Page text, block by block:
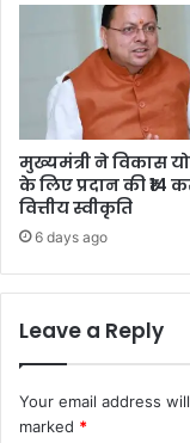
मुख्यमंत्री ने विकास
के लिए प्रदान की ₹14
वित्तीय स्वीकृति
6 days ago
Leave a Reply
Your email address
marked *